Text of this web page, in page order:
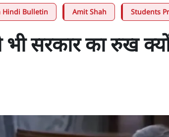
Hindi Bulletin Amit Shah Students
भी सरकार का रुख